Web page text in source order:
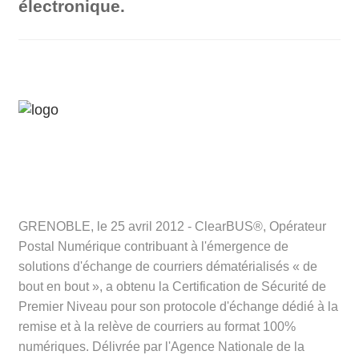
électronique.
GRENOBLE, le 25 avril 2012 - ClearBUS®, Opérateur
Postal Numérique contribuant à l'émergence de
solutions d'échange de courriers dématérialisés « de
bout en bout », a obtenu la Certification de Sécurité de
Premier Niveau pour son protocole d'échange dédié à la
remise et à la relève de courriers au format 100%
numériques. Délivrée par l'Agence Nationale de la